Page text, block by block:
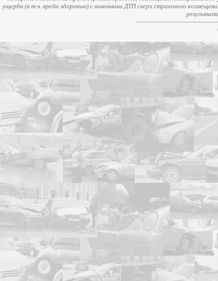
ущерба (в т.ч. вреда здоровью) с виновника ДТП сверх страхового